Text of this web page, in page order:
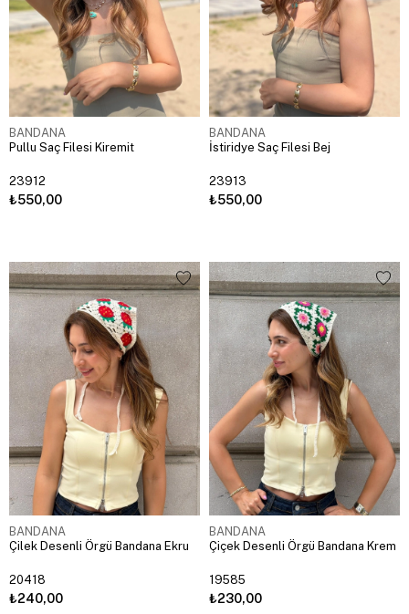
BANDANA
Pullu Saç Filesi Kiremit
23912
₺550,00
BANDANA
İstiridye Saç Filesi Bej
23913
₺550,00
BANDANA
Çilek Desenli Örgü Bandana Ekru
20418
₺240,00
BANDANA
Çiçek Desenli Örgü Bandana Krem
19585
₺230,00